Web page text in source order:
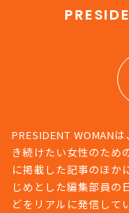
PRESIDENT WOMAN
き続けたい女性のため
に掲載した記事のほか
じめとした編集部員の
どをリアルに発信して